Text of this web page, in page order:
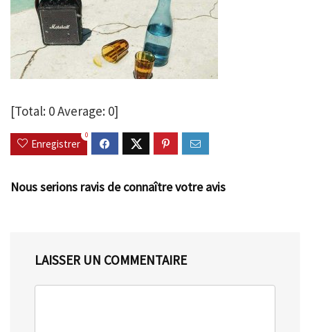
[Total: 0Average: 0]
Enregistrer
0
Nous serions ravis de connaître votre avis
LAISSER UN COMMENTAIRE